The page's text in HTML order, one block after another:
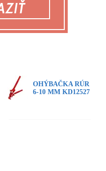
OHÝBAČKA RÚR
6-10 MM KD12527